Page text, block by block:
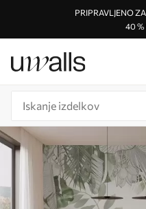
PRIPRAVLJENO
40 %